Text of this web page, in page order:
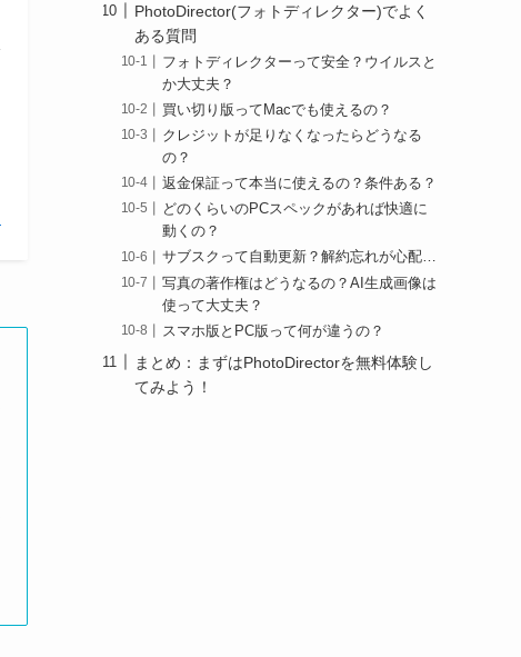
PhotoDirector(フォトディレクター)でよく
ある質問
フォトディレクターって安全？ウイルスと
か大丈夫？
買い切り版ってMacでも使えるの？
クレジットが足りなくなったらどうなる
の？
返金保証って本当に使えるの？条件ある？
どのくらいのPCスペックがあれば快適に
動くの？
サブスクって自動更新？解約忘れが心配…
写真の著作権はどうなるの？AI生成画像は
使って大丈夫？
スマホ版とPC版って何が違うの？
まとめ：まずはPhotoDirectorを無料体験し
てみよう！